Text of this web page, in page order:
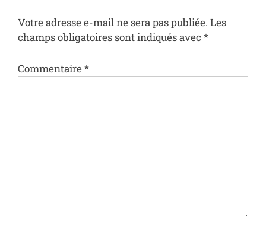
Votre adresse e-mail ne sera pas publiée. Les
champs obligatoires sont indiqués avec *
Commentaire*